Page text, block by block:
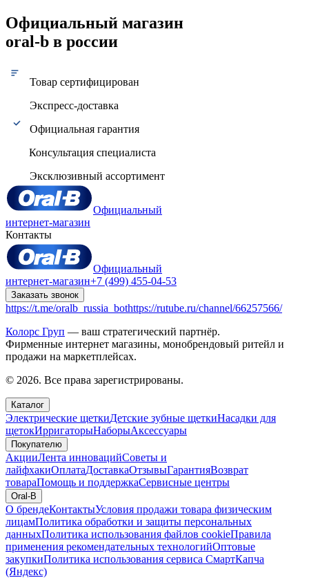
Официальный магазин
oral-b в россии
Товар сертифицирован
Экспресс-доставка
Официальная гарантия
Консультация специалиста
Эксклюзивный ассортимент
Официальный
интернет-магазин
Контакты
Официальный
интернет-магазин+7 (499) 455-04-53
Заказать звонок
https://t.me/oralb_russia_bothttps://rutube.ru/channel/66257566/
Колорс Груп — ваш стратегический партнёр.
Фирменные интернет магазины, монобрендовый ритейл и
продажи на маркетплейсах.
© 2026. Все права зарегистрированы.
Каталог
Электрические щеткиДетские зубные щеткиНасадки для
щетокИрригаторыНаборыАксессуары
Покупателю
АкцииЛента инновацийСоветы и
лайфхакиОплатаДоставкаОтзывыГарантияВозврат
товараПомощь и поддержкаСервисные центры
Oral-B
О брендеКонтактыУсловия продажи товара физическим
лицамПолитика обработки и защиты персональных
данныхПолитика использования файлов cookieПравила
применения рекомендательных технологийОптовые
закупкиПолитика использования сервиса СмартКапча
(Яндекс)